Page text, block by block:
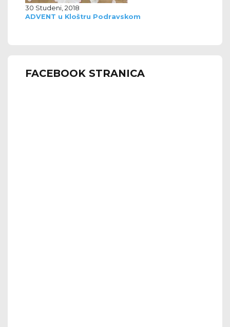
30 Studeni, 2018
ADVENT u Kloštru Podravskom
FACEBOOK STRANICA